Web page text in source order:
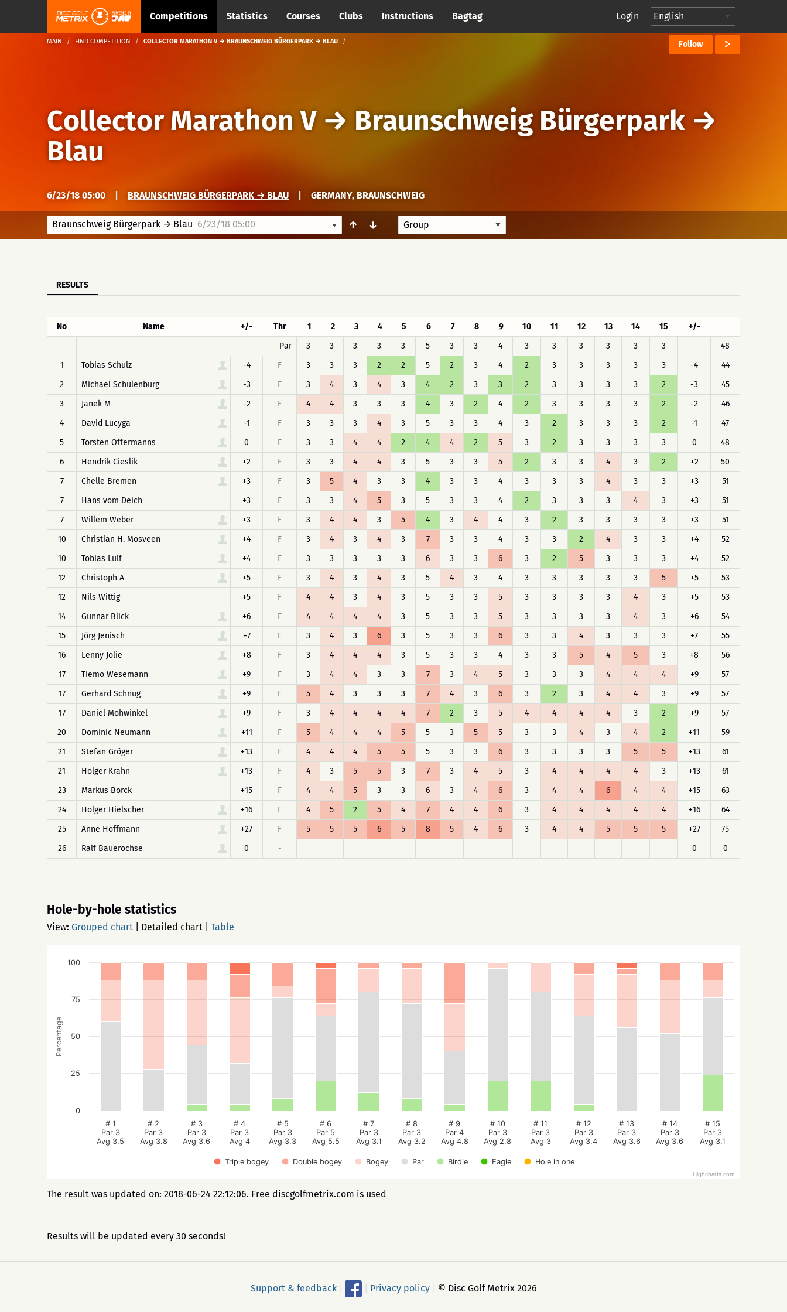
Competitions Statistics Courses Clubs Instructions Bagtag Login
MAIN FIND COMPETITION COLLECTOR MARATHON V → BRAUNSCHWEIG BÜRGERPARK → BLAU Follow
Collector Marathon V→ Braunschweig Bürgerpark →
Blau
6/23/18 05:00 BRAUNSCHWEIG BÜRGERPARK → BLAU GERMANY, BRAUNSCHWEIG
Braunschweig Bürgerpark → Blau 6/23/18 05:00 ↑ ↓
RESULTS
No Name +/- Thr 1 2 3 4 5 6 7 8 9 10 11 12 13 14 15
+/-
Par
3 3 3 3 3 5 3 3 4 3 3 3 3 3 3
48
1
Tobias Schulz -4 F 3 3 3 2 2 5 2 3 4 2 3 3 3 3 3 -4
44
2
Michael Schulenburg -3 F 3 4 3 4 3 4 2 3 3 2 3 3 3 3 2 -3
45
3
Janek M -2 F 4 4 3 3 3 4 3 2 4 2 3 3 3 3 2 -2
46
4
David Lucyga -1 F 3 3 3 4 3 5 3 3 4 3 2 3 3 3 2 -1
47
5
Torsten Offermanns 0 F 3 3 4 4 2 4 4 2 5 3 2 3 3 3 3 0
48
6
Hendrik Cieslik +2 F 3 3 4 4 3 5 3 3 5 2 3 3 4 3 2 +2
50
7
Chelle Bremen +3 F 3 5 4 3 3 4 3 3 4 3 3 3 4 3 3 +3
51
7
Hans vom Deich +3 F 3 3 4 5 3 5 3 3 4 2 3 3 3 4 3 +3
51
7
Willem Weber +3 F 3 4 4 3 5 4 3 4 4 3 2 3 3 3 3 +3
51
10
Christian H. Mosveen +4 F 3 4 3 4 3 7 3 3 4 3 3 2 4 3 3 +4
52
10
Tobias Lülf +4 F 3 3 3 3 3 6 3 3 6 3 2 5 3 3 3 +4
52
12
Christoph A +5 F 3 4 3 4 3 5 4 3 4 3 3 3 3 3 5 +5
53
12
Nils Wittig +5 F 4 4 3 4 3 5 3 3 5 3 3 3 3 4 3 +5
53
14
Gunnar Blick +6 F 4 4 4 4 3 5 3 3 5 3 3 3 3 4 3 +6
54
15
Jörg Jenisch +7 F 3 4 3 6 3 5 3 3 6 3 3 4 3 3 3 +7
55
16
Lenny Jolie +8 F 3 4 4 4 3 5 3 3 4 3 3 5 4 5 3 +8
56
17
Tiemo Wesemann +9 F 3 4 4 3 3 7 3 4 5 3 3 3 4 4 4 +9
57
17
Gerhard Schnug +9 F 5 4 3 3 3 7 4 3 6 3 2 3 4 4 3 +9
57
17
Daniel Mohwinkel +9 F 3 4 4 4 4 7 2 3 5 4 4 4 4 3 2 +9
57
20
Dominic Neumann +11 F 5 4 4 4 5 5 3 5 5 3 3 4 3 4 2 +11
59
21
Stefan Gröger +13 F 4 4 4 5 5 5 3 3 6 3 3 3 3 5 5 +13
61
21
Holger Krahn +13 F 4 3 5 5 3 7 3 4 5 3 4 4 4 4 3 +13
61
23
Markus Borck +15 F 4 4 5 3 3 6 3 4 6 3 4 4 6 4 4 +15
63
24
Holger Hielscher +16 F 4 5 2 5 4 7 4 4 6 3 4 4 4 4 4 +16
64
25
Anne Hoffmann +27 F 5 5 5 6 5 8 5 4 6 3 4 4 5 5 5 +27
75
26
Ralf Bauerochse 0 - 0 0
Hole-by-hole statistics
View: Grouped chart Detailed chart Table
Percentage
Triple bogey Double bogey Bogey Par Birdie Eagle Hole in one
# 1
Par 3
Avg 3.5
# 2
Par 3
Avg 3.8
# 3
Par 3
Avg 3.6
# 4
Par 3
Avg 4
# 5
Par 3
Avg 3.3
# 6
Par 5
Avg 5.5
# 7
Par 3
Avg 3.1
# 8
Par 3
Avg 3.2
# 9
Par 4
Avg 4.8
# 10
Par 3
Avg 2.8
# 11
Par 3
Avg 3
# 12
Par 3
Avg 3.4
# 13
Par 3
Avg 3.6
# 14
Par 3
Avg 3.6
# 15
Par 3
Avg 3.1
0
25
50
75
100
Highcharts.com
The result was updated on: 2018-06-24 22:12:06. Free discgolfmetrix.com is used
Results will be updated every 30 seconds!
Support & feedback Privacy policy © Disc Golf Metrix 2026